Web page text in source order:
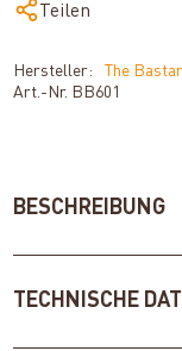
Teilen
Hersteller:
The
Art.-Nr. BB601
BESCHREIBUNG
TECHNISCHE